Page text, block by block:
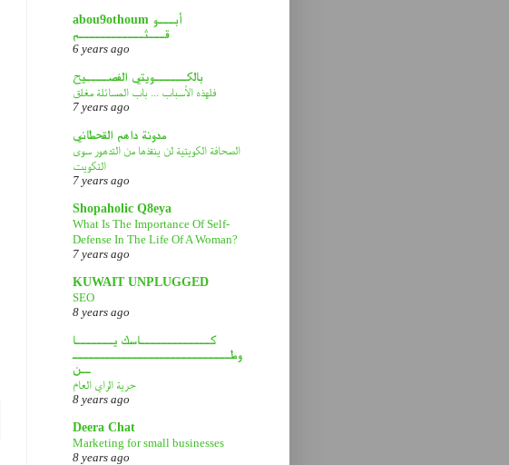
abou9othoum أبـــو
قـــثــــــــــــم
6 years ago
بالكــــــويتي الفصــــيح
فلهذه الأسباب ... باب المسائلة مغلق
7 years ago
مدونة داهم القحطاني
الصحافة الكويتية لن ينقذها من التدهور سوى
التكويت
7 years ago
Shopaholic Q8eya
What Is The Importance Of Self-
Defense In The Life Of A Woman?
7 years ago
KUWAIT UNPLUGGED
SEO
8 years ago
كـــــــــــــاسك يـــــــا
وطـــــــــــــــــــــــــــــ
ــن
حرية الراي العام
8 years ago
Deera Chat
Marketing for small businesses
8 years ago